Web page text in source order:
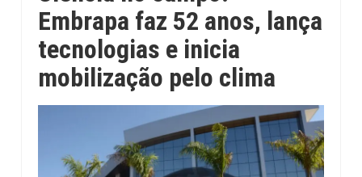
Embrapa faz 52 anos, lança
tecnologias e inicia
mobilização pelo clima